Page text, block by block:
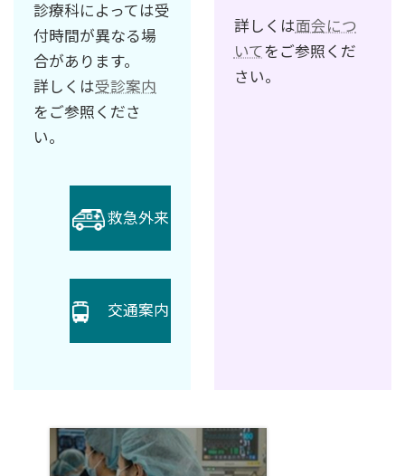
診療科によっては受
付時間が異なる場
合があります。
詳しくは受診案内
をご参照くださ
い。
救急外来
交通案内
詳しくは面会につ
いてをご参照くだ
さい。